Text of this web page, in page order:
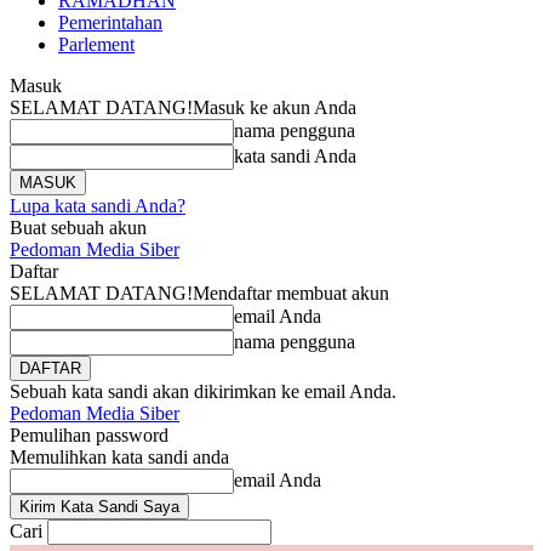
Pemerintahan
Parlement
Masuk
SELAMAT DATANG!Masuk ke akun Anda
nama pengguna
kata sandi Anda
Lupa kata sandi Anda?
Buat sebuah akun
Pedoman Media Siber
Daftar
SELAMAT DATANG!Mendaftar membuat akun
email Anda
nama pengguna
Sebuah kata sandi akan dikirimkan ke email Anda.
Pedoman Media Siber
Pemulihan password
Memulihkan kata sandi anda
email Anda
Cari